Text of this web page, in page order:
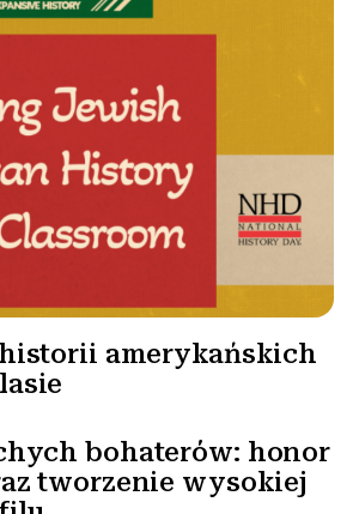
amerykańskich
bohaterów: honor
tworzenie wysokiej